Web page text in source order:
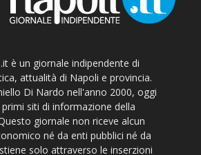
è un giornale indipendente di
attualità di Napoli e provincia.
Di Nardo nell'anno 2000, oggi
siti di informazione della
giornale non riceve alcun
né da enti pubblici né da
solo attraverso le inserzioni